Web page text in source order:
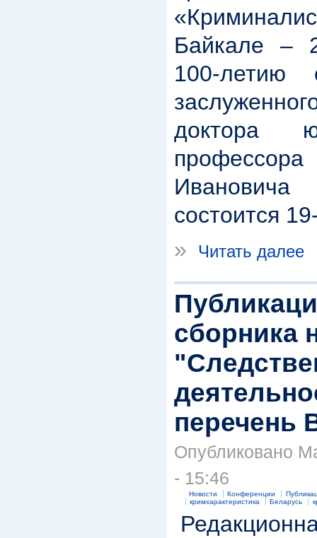
Байкале –
100-
доктора
Ивановича
состоится
»
Читать далее
сборника
перечень
Опубликовано
- 15:46
Новости Конференции
кримхарактеристика
Беларусь